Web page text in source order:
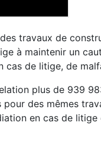
travaux de
à maintenir un
de litige, de
plus de 939
des mêmes
en cas de